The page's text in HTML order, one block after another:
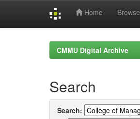
Home Browse
CMMU Digital Archive
Search
Search: